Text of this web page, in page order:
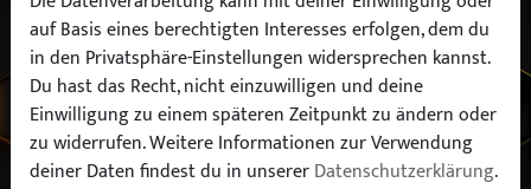
Hersteller:
Modell:
auf Basis eines berechtigten Interesses erfolgen, dem du
in den Privatsphäre-Einstellungen widersprechen kannst.
Du hast das Recht, nicht einzuwilligen und deine
Einwilligung zu einem späteren Zeitpunkt zu ändern oder
zu widerrufen. Weitere Informationen zur Verwendung
deiner Daten findest du in unsererDatenschutzerklärung.